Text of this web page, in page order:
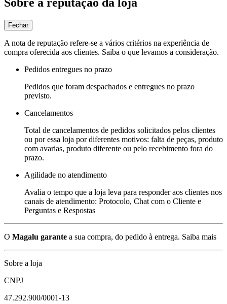
Fechar
A nota de reputação refere-se a vários critérios na experiência de
compra oferecida aos clientes. Saiba o que levamos a consideração.
Pedidos entregues no prazo
Pedidos que foram despachados e entregues no prazo
previsto.
Cancelamentos
Total de cancelamentos de pedidos solicitados pelos clientes
ou por essa loja por diferentes motivos: falta de peças, produto
com avarias, produto diferente ou pelo recebimento fora do
prazo.
Agilidade no atendimento
Avalia o tempo que a loja leva para responder aos clientes nos
canais de atendimento: Protocolo, Chat com o Cliente e
Perguntas e Respostas
O Magalu garante a sua compra, do pedido à entrega. Saiba mais
Sobre a loja
CNPJ
47.292.900/0001-13